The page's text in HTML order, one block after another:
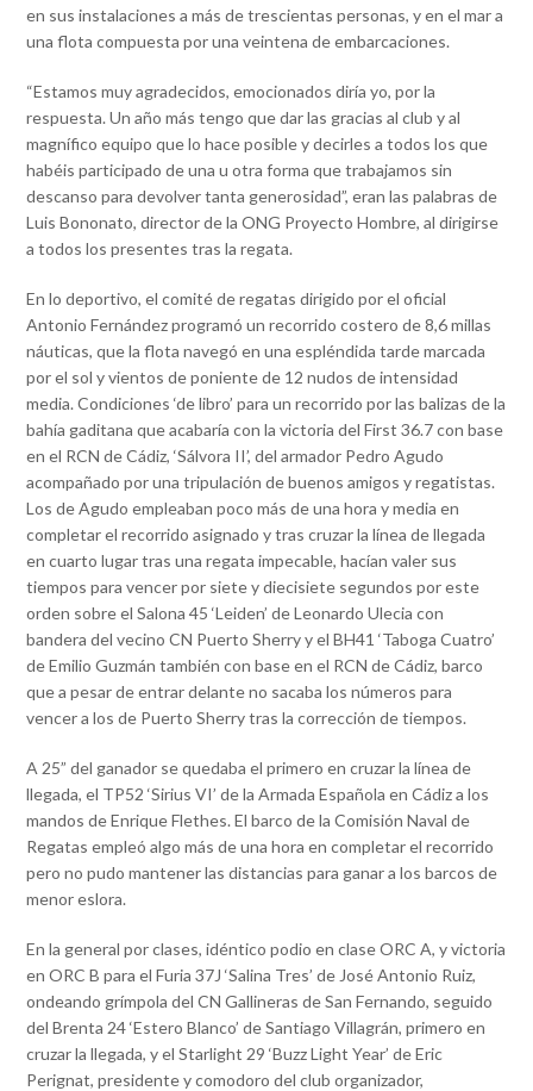
en sus instalaciones a más de trescientas personas, y en el mar a
una flota compuesta por una veintena de embarcaciones.
“Estamos muy agradecidos, emocionados diría yo, por la
respuesta. Un año más tengo que dar las gracias al club y al
magnífico equipo que lo hace posible y decirles a todos los que
habéis participado de una u otra forma que trabajamos sin
descanso para devolver tanta generosidad”, eran las palabras de
Luis Bononato, director de la ONG Proyecto Hombre, al dirigirse
a todos los presentes tras la regata.
En lo deportivo, el comité de regatas dirigido por el oficial
Antonio Fernández programó un recorrido costero de 8,6 millas
náuticas, que la flota navegó en una espléndida tarde marcada
por el sol y vientos de poniente de 12 nudos de intensidad
media. Condiciones ‘de libro’ para un recorrido por las balizas de la
bahía gaditana que acabaría con la victoria del First 36.7 con base
en el RCN de Cádiz, ‘Sálvora II’, del armador Pedro Agudo
acompañado por una tripulación de buenos amigos y regatistas.
Los de Agudo empleaban poco más de una hora y media en
completar el recorrido asignado y tras cruzar la línea de llegada
en cuarto lugar tras una regata impecable, hacían valer sus
tiempos para vencer por siete y diecisiete segundos por este
orden sobre el Salona 45 ‘Leiden’ de Leonardo Ulecia con
bandera del vecino CN Puerto Sherry y el BH41 ‘Taboga Cuatro’
de Emilio Guzmán también con base en el RCN de Cádiz, barco
que a pesar de entrar delante no sacaba los números para
vencer a los de Puerto Sherry tras la corrección de tiempos.
A 25” del ganador se quedaba el primero en cruzar la línea de
llegada, el TP52 ‘Sirius VI’ de la Armada Española en Cádiz a los
mandos de Enrique Flethes. El barco de la Comisión Naval de
Regatas empleó algo más de una hora en completar el recorrido
pero no pudo mantener las distancias para ganar a los barcos de
menor eslora.
En la general por clases, idéntico podio en clase ORC A, y victoria
en ORC B para el Furia 37J ‘Salina Tres’ de José Antonio Ruiz,
ondeando grímpola del CN Gallineras de San Fernando, seguido
del Brenta 24 ‘Estero Blanco’ de Santiago Villagrán, primero en
cruzar la llegada, y el Starlight 29 ‘Buzz Light Year’ de Eric
Perignat, presidente y comodoro del club organizador,